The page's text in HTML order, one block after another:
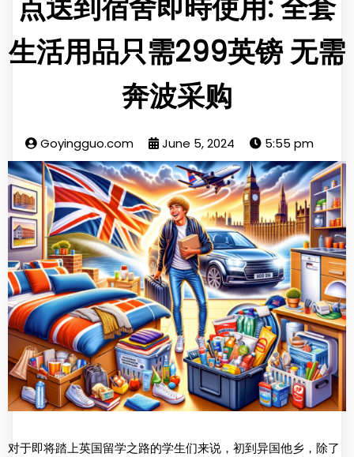
生活用品只需299英镑 无需
奔波采购
Goyingguo.com June 5, 2024 5:55 pm
对于即将踏上英国留学之路的学生们来说，初到异国他乡，除了